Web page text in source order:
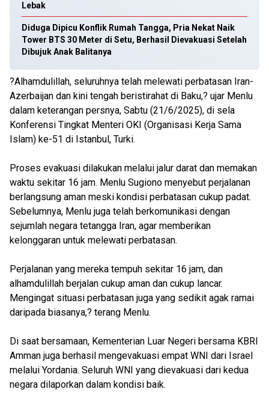
Lebak
Diduga Dipicu Konflik Rumah Tangga, Pria Nekat Naik
Tower BTS 30 Meter di Setu, Berhasil Dievakuasi Setelah
Dibujuk Anak Balitanya
?Alhamdulillah, seluruhnya telah melewati perbatasan Iran-
Azerbaijan dan kini tengah beristirahat di Baku,? ujar Menlu
dalam keterangan persnya, Sabtu (21/6/2025), di sela
Konferensi Tingkat Menteri OKI (Organisasi Kerja Sama
Islam) ke-51 di Istanbul, Turki.
Proses evakuasi dilakukan melalui jalur darat dan memakan
waktu sekitar 16 jam. Menlu Sugiono menyebut perjalanan
berlangsung aman meski kondisi perbatasan cukup padat.
Sebelumnya, Menlu juga telah berkomunikasi dengan
sejumlah negara tetangga Iran, agar memberikan
kelonggaran untuk melewati perbatasan.
Perjalanan yang mereka tempuh sekitar 16 jam, dan
alhamdulillah berjalan cukup aman dan cukup lancar.
Mengingat situasi perbatasan juga yang sedikit agak ramai
daripada biasanya,? terang Menlu.
Di saat bersamaan, Kementerian Luar Negeri bersama KBRI
Amman juga berhasil mengevakuasi empat WNI dari Israel
melalui Yordania. Seluruh WNI yang dievakuasi dari kedua
negara dilaporkan dalam kondisi baik.